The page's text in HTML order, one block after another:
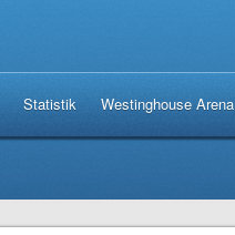
Statistik Westinghouse Arena